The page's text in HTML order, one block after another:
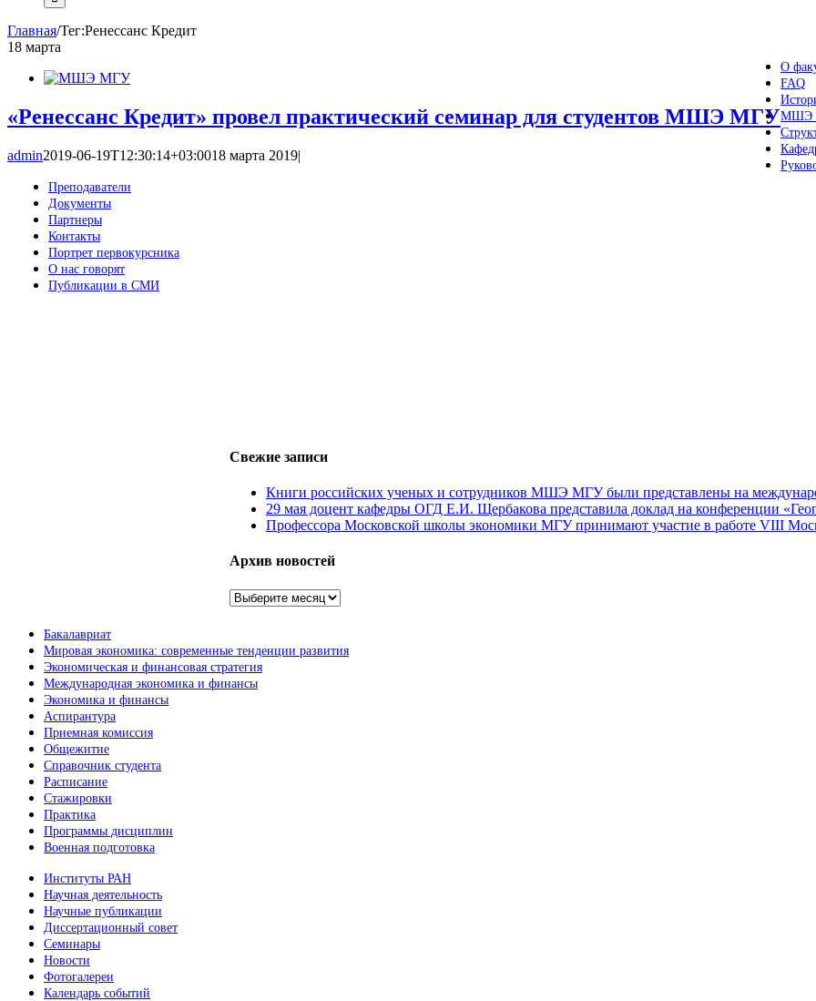
Главная/Тег:Ренессанс Кредит
18 марта
«Ренессанс Кредит» провел практический семинар для студентов МШЭ МГУ
admin2019-06-19T12:30:14+03:0018 марта 2019|
Свежие записи
Книги российских ученых и сотрудников МШЭ МГУ были представлены на
29 мая доцент кафедры ОГД Е.И. Щербакова представила доклад на конференции
Профессора Московской школы экономики МГУ принимают участие в работе VIII
Архив новостей
Архив
О
FAQ
МШЭ
Преподаватели
Документы
Партнеры
Контакты
Портрет первокурсника
О нас говорят
Публикации в СМИ
Бакалавриат
Мировая экономика: современные тенденции развития
Экономическая и финансовая стратегия
Международная экономика и финансы
Экономика и финансы
Аспирантура
Приемная комиссия
Общежитие
Справочник студента
Расписание
Стажировки
Практика
Программы дисциплин
Военная подготовка
Институты РАН
Научная деятельность
Научные публикации
Диссертационный совет
Семинары
Новости
Фотогалереи
Календарь событий